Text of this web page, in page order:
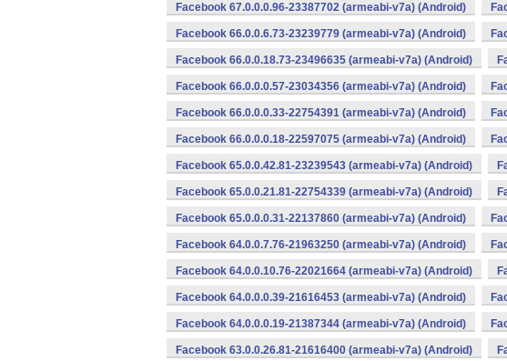
Facebook 67.0.0.0.96-23387702 (armeabi-v7a) (Android)
Facebook 66.0.0.6.73-23239779 (armeabi-v7a) (Android)
Facebook 66.0.0.18.73-23496635 (armeabi-v7a) (Android)
Facebook 66.0.0.0.57-23034356 (armeabi-v7a) (Android)
Facebook 66.0.0.0.33-22754391 (armeabi-v7a) (Android)
Facebook 66.0.0.0.18-22597075 (armeabi-v7a) (Android)
Facebook 65.0.0.42.81-23239543 (armeabi-v7a) (Android)
Facebook 65.0.0.21.81-22754339 (armeabi-v7a) (Android)
Facebook 65.0.0.0.31-22137860 (armeabi-v7a) (Android)
Facebook 64.0.0.7.76-21963250 (armeabi-v7a) (Android)
Facebook 64.0.0.10.76-22021664 (armeabi-v7a) (Android)
Facebook 64.0.0.0.39-21616453 (armeabi-v7a) (Android)
Facebook 64.0.0.0.19-21387344 (armeabi-v7a) (Android)
Facebook 63.0.0.26.81-21616400 (armeabi-v7a) (Android)